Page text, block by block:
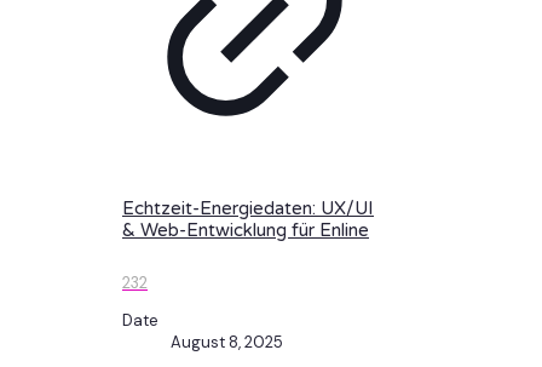
Echtzeit-Energiedaten: UX/UI
& Web-Entwicklung für Enline
232
Date
August 8, 2025